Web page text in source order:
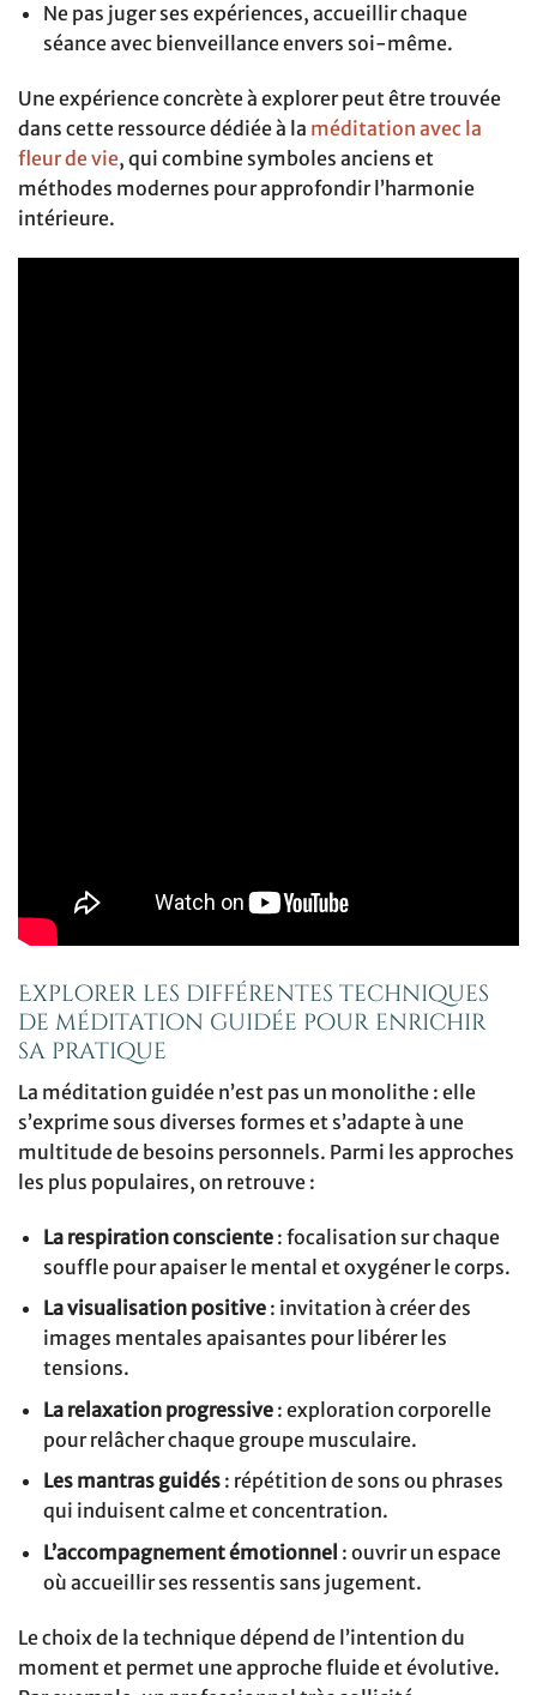
Ne pas juger ses expériences, accueillir chaque
séance avec bienveillance envers soi-même.
Une expérience concrète à explorer peut être trouvée
dans cette ressource dédiée à la méditation avec la
fleur de vie, qui combine symboles anciens et
méthodes modernes pour approfondir l’harmonie
intérieure.
Explorer les différentes techniques
de méditation guidée pour enrichir
sa pratique
La méditation guidée n’est pas un monolithe : elle
s’exprime sous diverses formes et s’adapte à une
multitude de besoins personnels. Parmi les approches
les plus populaires, on retrouve :
La respiration consciente: focalisation sur chaque
souffle pour apaiser le mental et oxygéner le corps.
La visualisation positive: invitation à créer des
images mentales apaisantes pour libérer les
tensions.
La relaxation progressive: exploration corporelle
pour relâcher chaque groupe musculaire.
Les mantras guidés: répétition de sons ou phrases
qui induisent calme et concentration.
L’accompagnement émotionnel : ouvrir un espace
où accueillir ses ressentis sans jugement.
Le choix de la technique dépend de l’intention du
moment et permet une approche fluide et évolutive.